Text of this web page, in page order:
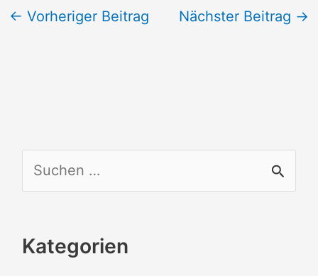
← Vorheriger Beitrag Nächster Beitrag →
u
h
Kategorien